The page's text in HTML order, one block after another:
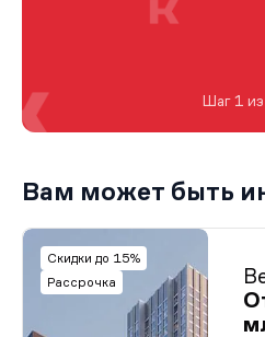
Шаг 1
Вам может быть
Скидки до 15%
Рассрочка